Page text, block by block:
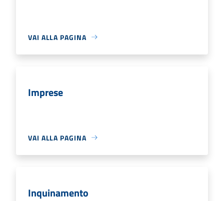
VAI ALLA PAGINA
Imprese
VAI ALLA PAGINA
Inquinamento